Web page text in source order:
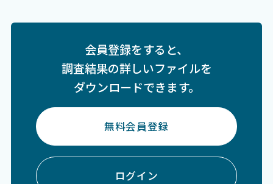
会員登録をすると、
調査結果の詳しいファイルを
ダウンロードできます。
無料会員登録
ログイン